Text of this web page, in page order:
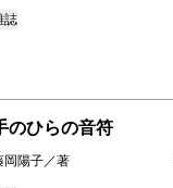
誌
のひらの音符
岡陽子／著